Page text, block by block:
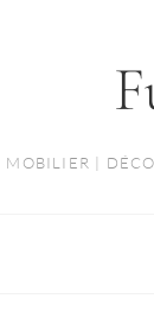
MOBILIER |